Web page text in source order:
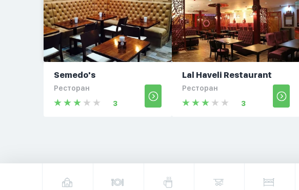
Semedo's
Ресторан
3
Lal Haveli Restaurant
Ресторан
3